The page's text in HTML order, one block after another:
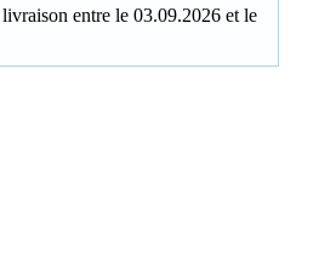
entre le 03.09.2026 et le